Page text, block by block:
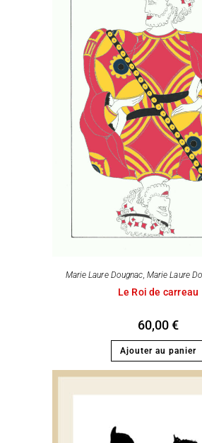
Marie Laure Dougnac Marie Laure
Le Roi de carreau
60,00€
Ajouter au panier